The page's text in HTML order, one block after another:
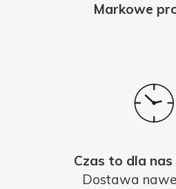
Markowe
Czas to dla
Dostawa